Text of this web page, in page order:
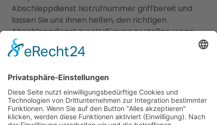
Abschleppdienst Notrufnummer griffbereit und
lassen Sie uns Ihnen helfen, den richtigen
Abschleppdienst zur Verfügung zu stellen, wenn
Sie ihn am dringendsten benötigen. Gleiches gilt
selbstverständlich auch für
Abschleppdienste und Hotels:
Ein umfassendes Angebot für
Ihre Mobilität und Unterkunft